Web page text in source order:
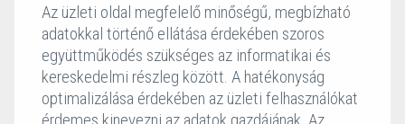
Az üzleti oldal megfelelő minőségű, megbízható
adatokkal történő ellátása érdekében szoros
együttműködés szükséges az informatikai és
kereskedelmi részleg között. A hatékonyság
optimalizálása érdekében az üzleti felhasználókat
érdemes kinevezni az adatok gazdájának. Az